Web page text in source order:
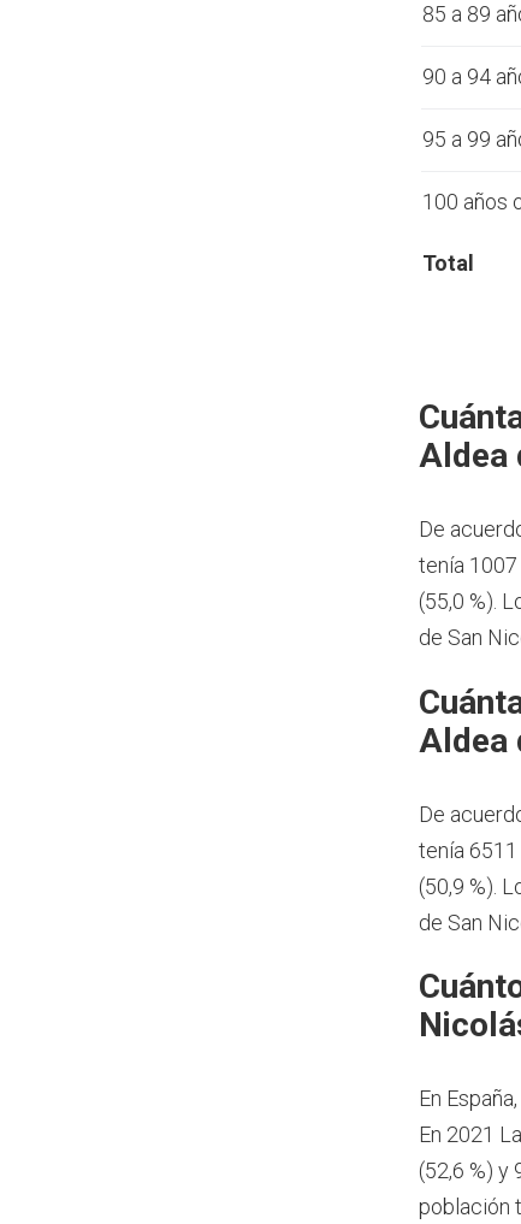
85 a 89
90 a 94
95 a 99
100 años
Total
Aldea
De
tenía
(55,0 %).
de San
Aldea
De
tenía
(50,9 %).
de San
En
En 2021
(52,6 %) y
población